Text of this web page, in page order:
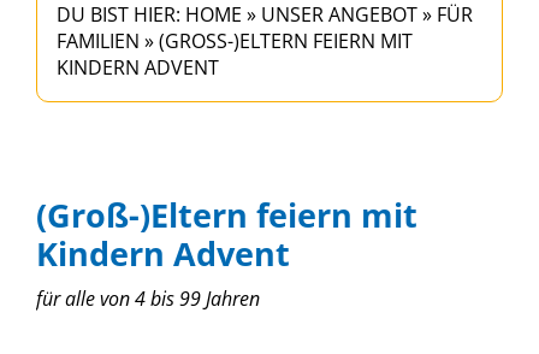
DU BIST HIER: HOME » UNSER ANGEBOT» FÜR
FAMILIEN »(GROSS-)ELTERN FEIERN MIT K
INDERN ADVENT
(Groß-)Eltern feiern mit
Kindern Advent
für alle von 4 bis 99 Jahren